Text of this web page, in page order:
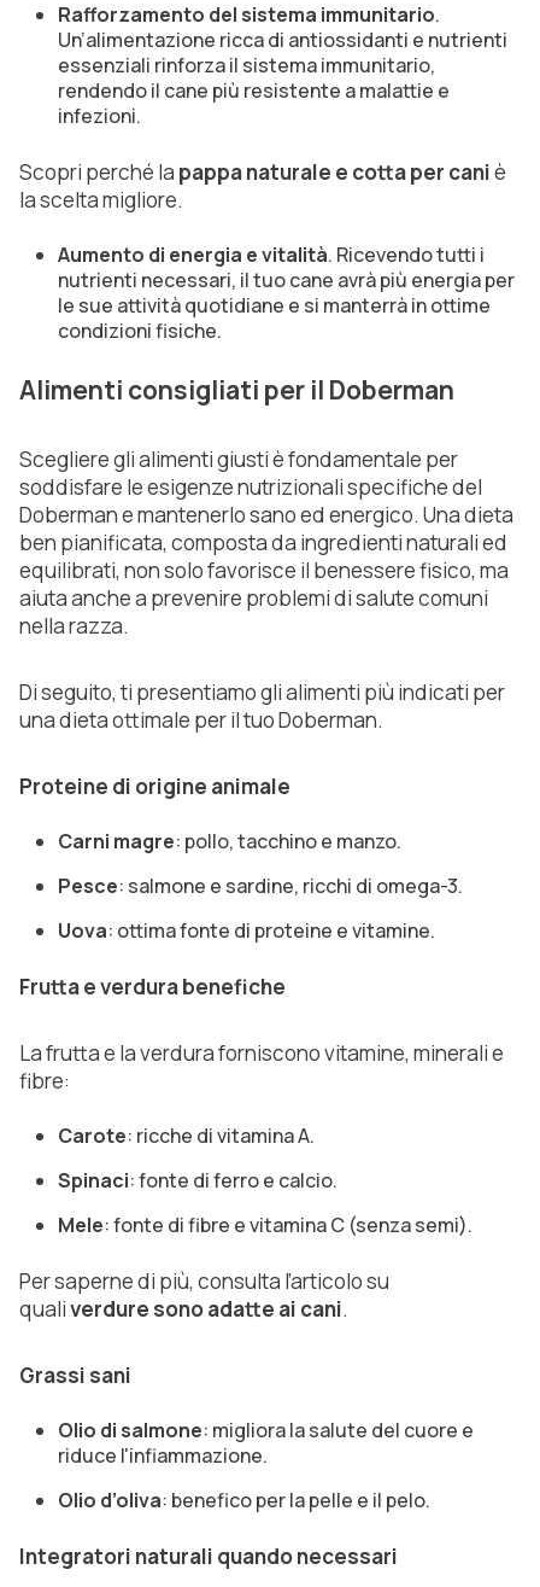
Rafforzamento del sistema immunitario.
Un’alimentazione ricca di antiossidanti e nutrienti
essenziali rinforza il sistema immunitario,
rendendo il cane più resistente a malattie e
infezioni.
Scopri perché la pappa naturale e cotta per caniè
la scelta migliore.
Aumento di energia e vitalità. Ricevendo tutti i
nutrienti necessari, il tuo cane avrà più energia per
le sue attività quotidiane e si manterrà in ottime
condizioni fisiche.
Alimenti consigliati per il Doberman
Scegliere gli alimenti giusti è fondamentale per
soddisfare le esigenze nutrizionali specifiche del
Doberman e mantenerlo sano ed energico. Una dieta
ben pianificata, composta da ingredienti naturali ed
equilibrati, non solo favorisce il benessere fisico, ma
aiuta anche a prevenire problemi di salute comuni
nella razza.
Di seguito, ti presentiamo gli alimenti più indicati per
una dieta ottimale per il tuo Doberman.
Proteine di origine animale
Carni magre: pollo, tacchino e manzo.
Pesce: salmone e sardine, ricchi di omega-3.
Uova: ottima fonte di proteine e vitamine.
Frutta e verdura benefiche
La frutta e la verdura forniscono vitamine, minerali e
fibre:
Carote: ricche di vitamina A.
Spinaci: fonte di ferro e calcio.
Mele: fonte di fibre e vitamina C (senza semi).
Per saperne di più, consulta l’articolo su
qualiverdure sono adatte ai cani.
Grassi sani
Olio di salmone: migliora la salute del cuore e
riduce l'infiammazione.
Olio d’oliva: benefico per la pelle e il pelo.
Integratori naturali quando necessari